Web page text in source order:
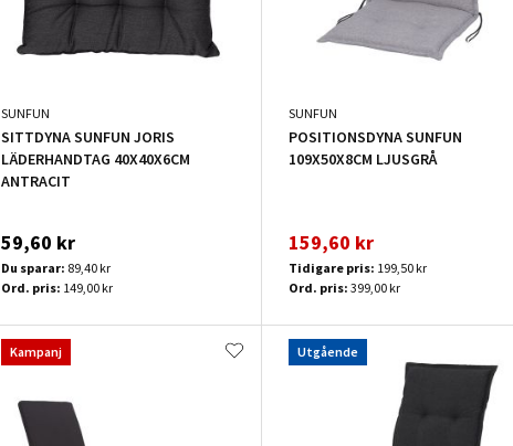
SUNFUN
SITTDYNA SUNFUN JORIS
LÄDERHANDTAG 40X40X6CM
ANTRACIT
59,60 kr
Du sparar: 89,40 kr
Ord. pris: 149,00 kr
SUNFUN
POSITIONSDYNA SUNFUN
109X50X8CM LJUSGRÅ
159,60 kr
Tidigare pris: 199,50 kr
Ord. pris: 399,00 kr
Kampanj Utgående